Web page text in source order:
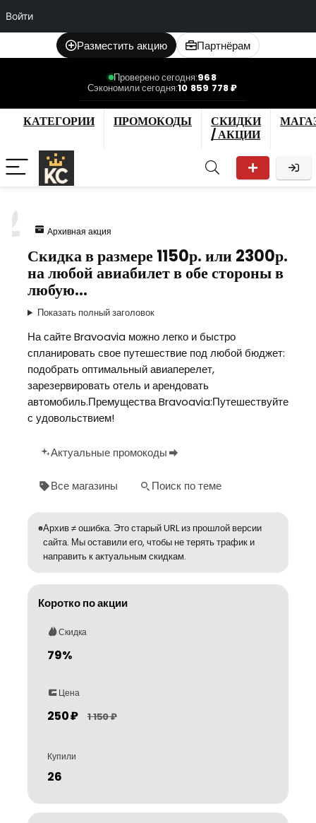
Войти
Разместить акцию Партнёрам
Проверено сегодня:968
Сэкономили сегодня:10 859 778 ₽
КАТЕГОРИИ ПРОМОКОДЫ
СКИДКИ
/ АКЦИИ
Архивная акция
Скидка в размере 1150р. или 2300р.
на любой авиабилет в обе стороны в
любую…
Показать полный заголовок
На сайте Bravoavia можно легко и быстро
спланировать свое путешествие под любой бюджет:
подобрать оптимальный авиаперелет,
зарезервировать отель и арендовать
автомобиль.Премущества Bravoavia:Путешествуйте
с удовольствием!
Актуальные промокоды
Все магазины Поиск по теме
Архив ≠ ошибка. Это старый URL из прошлой версии
сайта. Мы оставили его, чтобы не терять трафик и
направить к актуальным скидкам.
Коротко по акции
Скидка
79%
Цена
250 ₽ 1 150 ₽
Купили
26